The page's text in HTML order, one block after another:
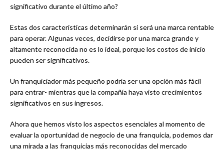
significativo durante el último año?
Estas dos características determinarán si será una marca rentable
para operar. Algunas veces, decidirse por una marca grande y
altamente reconocida no es lo ideal, porque los costos de inicio
pueden ser significativos.
Un franquiciador más pequeño podría ser una opción más fácil
para entrar- mientras que la compañía haya visto crecimientos
significativos en sus ingresos.
Ahora que hemos visto los aspectos esenciales al momento de
evaluar la oportunidad de negocio de una franquicia, podemos dar
una mirada a las franquicias más reconocidas del mercado